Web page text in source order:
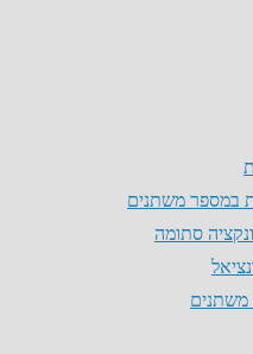
במספר משתנים
סתומה
משתנים